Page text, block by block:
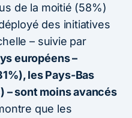
de la moitié (58%)
des initiatives
– suivie par
européens –
les Pays-Bas
– sont moins avancés
que les